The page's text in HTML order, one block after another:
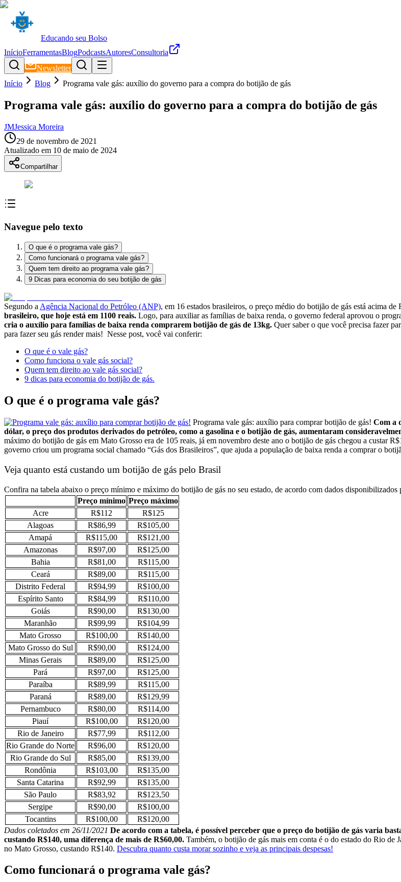
Educando seu Bolso
InícioFerramentasBlogPodcastsAutoresConsultoria
Newsletter
Início
Blog Programa vale gás: auxílio do governo para a compra do botijão de gás
Programa vale gás: auxílio do governo para a compra do botijão de gás
JMJessica Moreira
29 de novembro de 2021
Atualizado em 10 de maio de 2024
Compartilhar
Navegue pelo texto
O que é o programa vale gás?
Como funcionará o programa vale gás?
Quem tem direito ao programa vale gás?
9 Dicas para economia do seu botijão de gás
Segundo a Agência Nacional do Petróleo (ANP), em 16 estados brasileiros, o preço médio do botijão de gás está acima de
brasileiro, que hoje está em 1100 reais. Logo, para auxiliar as famílias de baixa renda, o governo federal aprovou o
cria o auxílio para famílias de baixa renda comprarem botijão de gás de 13kg. Quer saber o que você precisa fazer
para fazer seu gás render mais! Nesse post, você vai conferir:
O que é o vale gás?
Como funciona o vale gás social?
Quem tem direito ao vale gás social?
9 dicas para economia do botijão de gás.
O que é o programa vale gás?
Programa vale gás: auxílio para comprar botijão de gás! Com a
dólar, o preço dos produtos derivados do petróleo, como a gasolina e o botijão de gás, aumentaram
máximo do botijão de gás em Mato Grosso era de 105 reais, já em novembro deste ano o botijão de gás chegou a custar
governo criou um programa social chamado “Gás dos Brasileiros”, que ajuda a população de baixa renda a comprar o
Veja quanto está custando um botijão de gás pelo Brasil
Confira na tabela abaixo o preço mínimo e máximo do botijão de gás no seu estado, de acordo com dados disponibilizados
Preço mínimo Preço máximo
Acre
R$112
R$125
Alagoas
R$86,99
R$105,00
Amapá
R$115,00
R$121,00
Amazonas
R$97,00
R$125,00
Bahia
R$81,00
R$115,00
Ceará
R$89,00
R$115,00
Distrito Federal
R$94,99
R$100,00
Espírito Santo
R$84,99
R$110,00
Goiás
R$90,00
R$130,00
Maranhão
R$99,99
R$104,99
Mato Grosso
R$100,00
R$140,00
Mato Grosso do Sul
R$90,00
R$124,00
Minas Gerais
R$89,00
R$125,00
Pará
R$97,00
R$125,00
Paraíba
R$89,99
R$115,00
Paraná
R$89,00
R$129,99
Pernambuco
R$80,00
R$114,00
Piauí
R$100,00
R$120,00
Rio de Janeiro
R$77,99
R$112,00
Rio Grande do Norte
R$96,00
R$120,00
Rio Grande do Sul
R$85,00
R$139,00
Rondônia
R$103,00
R$135,00
Santa Catarina
R$92,99
R$135,00
São Paulo
R$83,92
R$123,50
Sergipe
R$90,00
R$100,00
Tocantins
R$100,00
R$120,00
Dados coletados em 26/11/2021 De acordo com a tabela, é possível perceber que o preço do botijão de gás varia
custando R$140, uma diferença de mais de R$60,00. Também, o botijão de gás mais em conta é o do estado do Rio de
no Mato Grosso, custando R$140. Descubra quanto custa morar sozinho e veja as principais despesas!
Como funcionará o programa vale gás?